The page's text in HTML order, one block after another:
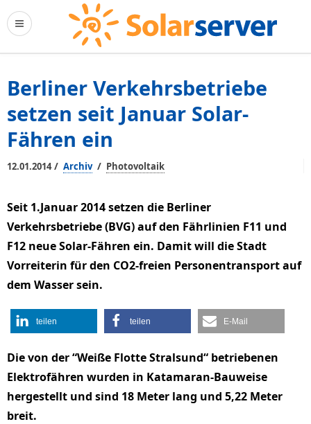
Berliner Verkehrsbetriebe
setzen seit Januar Solar-
Fähren ein
12.01.2014/ Archiv / Photovoltaik
Seit 1.Januar 2014 setzen die Berliner
Verkehrsbetriebe (BVG) auf den Fährlinien F11 und
F12 neue Solar-Fähren ein. Damit will die Stadt
Vorreiterin für den CO2-freien Personentransport auf
dem Wasser sein.
teilen teilen E-Mail
Die von der “Weiße Flotte Stralsund“ betriebenen
Elektrofähren wurden in Katamaran-Bauweise
hergestellt und sind 18 Meter lang und 5,22 Meter
breit.